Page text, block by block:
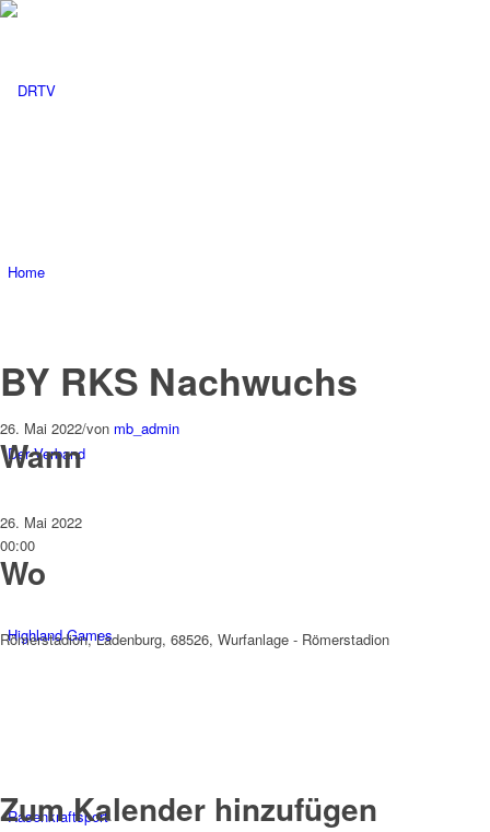
Home
Der Verband
Highland Games
Rasenkraftsport
BY RKS Nachwuchs
26. Mai 2022/von mb_admin
Wann
26. Mai 2022
00:00
Wo
Römerstadion, Ladenburg, 68526, Wurfanlage - Römerstadion
Zum Kalender hinzufügen